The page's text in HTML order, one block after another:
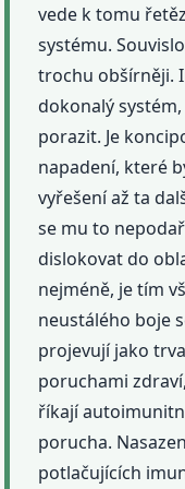
vede k tomu
systému.
trochu obšírněji.
dokonalý
porazit. Je
napadení, které
vyřešení až ta
se mu to
dislokovat do
nejméně, je tím
neustálého boje
projevují jako
poruchami
říkají
porucha.
potlačujících